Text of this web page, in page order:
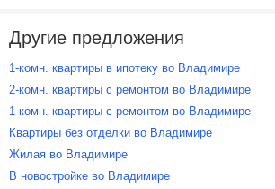
Другие предложения
1-комн. квартиры в ипотеку во Владимире
2-комн. квартиры с ремонтом во Владимире
1-комн. квартиры с ремонтом во Владимире
Квартиры без отделки во Владимире
Жилая во Владимире
В новостройке во Владимире